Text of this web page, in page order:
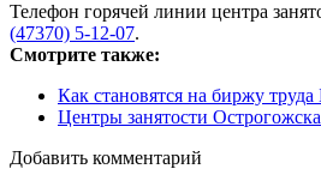
Телефон горячей линии центра
(47370) 5-12-07.
Смотрите также:
Как становятся на биржу труда
Центры занятости Острогожска
Добавить комментарий